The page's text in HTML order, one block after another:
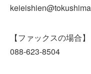
【ファックスの場合】
088-623-8504